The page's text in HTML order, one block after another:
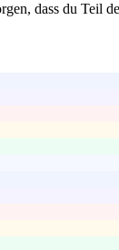
dass du Teil